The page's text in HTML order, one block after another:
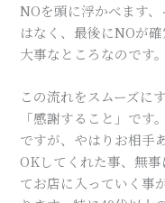
NOを頭に浮かべます
はなく、最後にNOが
大事なところなのです。
この流れをスムーズに
「感謝すること」で
ですが、やはりお相手
OKしてくれた事、無
てお店に入っていく事